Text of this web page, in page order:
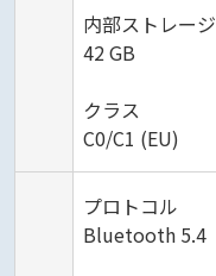
内部ストレージ
42 GB
クラス
C0/C1 (EU)
プロトコル
Bluetooth 5.4